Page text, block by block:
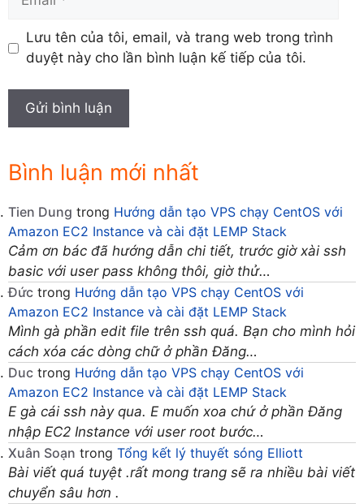
Lưu tên của tôi, email, và trang web trong trình
duyệt này cho lần bình luận kế tiếp của tôi.
Bình luận mới nhất
Tien Dung trong Hướng dẫn tạo VPS chạy CentOS với
Amazon EC2 Instance và cài đặt LEMP Stack
Cảm ơn bác đã hướng dẫn chi tiết, trước giờ xài ssh
basic với user pass không thôi, giờ thử…
Đức trong Hướng dẫn tạo VPS chạy CentOS với
Amazon EC2 Instance và cài đặt LEMP Stack
Mình gà phần edit file trên ssh quá. Bạn cho mình hỏi
cách xóa các dòng chữ ở phần Đăng…
Duc trong Hướng dẫn tạo VPS chạy CentOS với
Amazon EC2 Instance và cài đặt LEMP Stack
E gà cái ssh này qua. E muốn xoa chứ ở phần Đăng
nhập EC2 Instance với user root bước…
Xuân Soạn trong Tổng kết lý thuyết sóng Elliott
Bài viết quá tuyệt .rất mong trang sẽ ra nhiều bài viết
chuyển sâu hơn .